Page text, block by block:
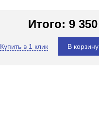
Итого: 9 350
Купить в 1 клик В корзину